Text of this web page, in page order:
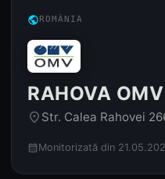
publicROMÂNIA
RAHOVA
place Str. Calea Rahovei
calendar_month Monitorizată din